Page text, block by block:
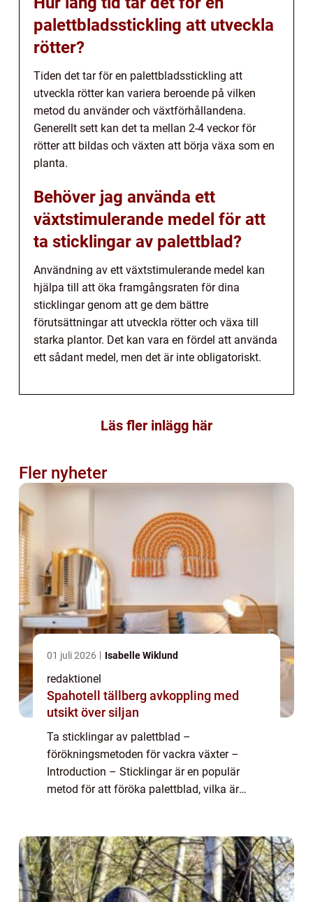
palettbladsstickling att utveckla
rötter?
Tiden det tar för en palettbladsstickling att
utveckla rötter kan variera beroende på vilken
metod du använder och växtförhållandena.
Generellt sett kan det ta mellan 2-4 veckor för
rötter att bildas och växten att börja växa som en
planta.
Behöver jag använda ett
växtstimulerande medel för att
ta sticklingar av palettblad?
Användning av ett växtstimulerande medel kan
hjälpa till att öka framgångsraten för dina
sticklingar genom att ge dem bättre
förutsättningar att utveckla rötter och växa till
starka plantor. Det kan vara en fördel att använda
ett sådant medel, men det är inte obligatoriskt.
Läs fler inlägg här
Fler nyheter
01 juli 2026 Isabelle Wiklund
redaktionel
Spahotell tällberg avkoppling med
utsikt över siljan
Ta sticklingar av palettblad –
förökningsmetoden för vackra växter –
Introduction – Sticklingar är en populär
metod för att föröka palettblad, vilka är